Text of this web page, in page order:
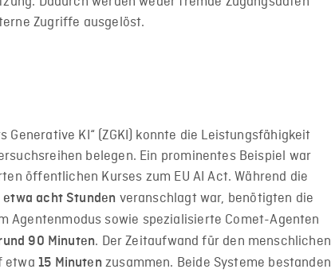
Zugriffe ausgelöst.
Generative KI“ (ZGKI) konnte die Leistungsfähigkeit
belegen. Ein prominentes Beispiel war
öffentlichen Kurses zum EU AI Act. Während die
acht Stunden veranschlagt war, benötigten die
Agentenmodus sowie spezialisierte Comet-Agenten
90 Minuten. Der Zeitaufwand für den menschlichen
etwa 15 Minuten zusammen. Beide Systeme bestanden